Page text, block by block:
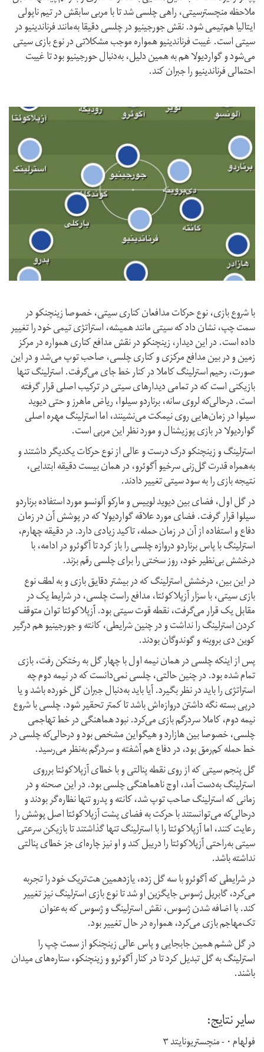
ملاحظه منچسترسیتی، راهی چلسی شد تا با مربی سابقش در تیم ناپولی
ایتالیا هم‌تیمی شود. نقش جورجینیو در چلسی دقیقا به‌مانند فرناندینیو در
سیتی است. غیبت فرناندینیو همواره موجب مشکلاتی در نوع بازی سیتی
می‌شود و گواردیولا هم به همین دلیل، به‌دنبال حورجینیو بود تا غیبت
احتمالی فرناندینیو را جبران کند.
با شروع بازی، نوع حرکات مدافعان کناری سیتی، خصوصا زینچنکو در
سمت چپ، نشان داد که سیتی مانند همیشه، استراتژی تیمی خود را تغییر
داده است. در این دیدار، زینچنکو در نقش مدافع کناری همواره در مرکز
زمین و در بین مدافع مرکزی و کناری چلسی، صاحب توپ می‌شد و در این
صورت، رحیم استرلینگ کاملا در کنار خط جای می‌گرفت. استرلینگ تنها
بازیکنی است که در تمامی دیدارهای سیتی در ترکیب اصلی قرار گرفته
است. درحالی‌که لروی سانه، برناردو سیلوا، ریاض ماهرز و حتی دیوید
سیلوا در زمان‌هایی روی نیمکت می‌نشینند، اما استرلینگ مهره اصلی
گواردیولا در بازی پوزیشنال و مورد نظر این مربی است.
استرلینگ و زینچنکو درک درست و عالی از نوع حرکات یکدیگر داشتند و
به‌همراه قدرت گل‌زنی سرخیو آگوئرو، در همان بیست دقیقه ابتدایی،
نتیجه بازی را به سود سیتی تغییر دادند.
در گل اول، فضای بین دیوید لوییس و مارکو آلونسو مورد استفاده برناردو
سیلوا قرار گرفت. فضای مورد علاقه گواردیولا که در پوشش آن در زمان
دفاع و استفاده از آن در زمان حمله، تاکید زیادی دارد. در دقیقه چهارم،
استرلینگ با پاس برناردو دروازه چلسی را باز کرد تا آگوئرو در ادامه، با
درخشش بی‌نظیر خود، روز سختی را برای چلسی رقم بزند.
در این بین، درخشش استرلینگ که در بیشتر دقایق بازی و به لطف نوع
بازی سیتی، با سزار آزپلاکوئتا، مدافع راست چلسی، در شرایط یک در
مقابل یک قرار می‌گرفت، نقطه قوت سیتی بود. آزپلاکوئتا توان متوقف
کردن استرلینگ را نداشت و در چنین شرایطی، کانته و جورجینیو هم درگیر
کوین دی بروینه و گوندوگان بودند.
پس از اینکه چلسی در همان نیمه اول با چهار گل به رختکن رفت، بازی
تمام شده بود. در چنین حالتی، چلسی نمی‌دانست که در نیمه دوم چه
استراتژی را باید در نظر بگیرد. آیا باید به‌دنبال جبران گل خورده باشد و یا
درپی بسته نگه داشتن دروازه‌اش باشد تا کمتر تحقیر شود. چلسی با شروع
نیمه دوم، کاملا سردرگم بازی می‌کرد. نبود هماهنگی در خط تهاجمی
چلسی، خصوصا بین هازارد و هیگواین مشخص بود و درحالی‌که چلسی در
خط حمله کم‌رمق بود، در دفاع هم آشفته و سردرگم به‌نظر می‌رسید.
گل پنجم سیتی که از روی نقطه پنالتی و با خطای آزپلاکوئتا برروی
استرلینگ به‌دست آمد، اوج ناهماهنگی چلسی بود. در این صحنه و در
زمانی که استرلینگ صاحب توپ شد، کانته و پدرو تنها نظاره‌گر بودند و
درحالی‌که می‌توانستند با حرکت به فضای پشت آزپلاکوئتا اصل پوشش را
رعایت کنند، اما آزپلاکوئتا را با استرلینگ تنها گذاشتند تا بازیکن سرعتی
سیتی به‌راحتی آزپلاکوئتا را دریبل کند و او نیز چاره‌ای جز خطای پنالتی
نداشته باشد.
در شرایطی که آگوئرو با سه گل زده، یازدهمین هت‌تریک خود را تجربه
می‌کرد، گابریل ژسوس جایگزین او شد تا نوع بازی استرلینگ نیز تغییر
کند. با اضافه شدن ژسوس، نقش استرلینگ و ژسوس که به‌عنوان
تک‌مهاجم بازی می‌کرد، همواره در حال تغییر بود.
در گل ششم همین جابجایی و پاس عالی زینچنکو از سمت چپ را
استرلینگ به گل تبدیل کرد تا در کنار آگوئرو و زینچنکو، ستاره‌های میدان
باشند.
سایر نتایج:
فولهام ۰ - منچستریونایتد ۳